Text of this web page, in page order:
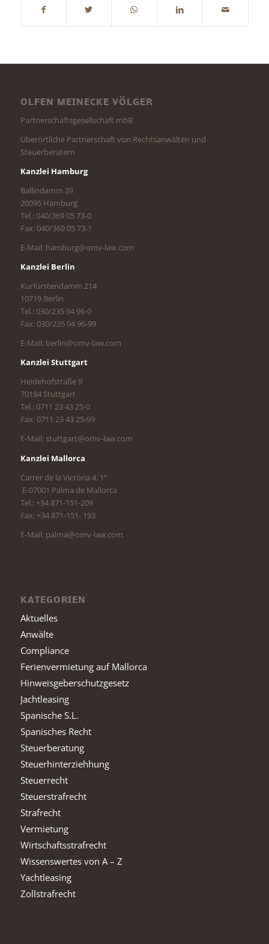
OLFEN MEINECKE VÖLGER
Partnerschaftsgesellschaft mbB
Überörtliche Partnerschaft von Rechtsanwälten und
Steuerberatern
Kanzlei Hamburg
Ballindamm 39
20095 Hamburg
Tel.: 040/369 05 73-0
Fax: 040/369 05 73-1
E-Mail: hamburg@omv-law.com
Kanzlei Berlin
Kurfürstendamm 214
10719 Berlin
Tel.: 030/235 94 96-0
Fax: 030/235 94 96-99
E-Mail: berlin@omv-law.com
Kanzlei Stuttgart
Heidehofstraße 9
70184 Stuttgart
Tel.: 0711 23 43 25-0
Fax: 0711 23 43 25-99
E-Mail: stuttgart@omv-law.com
Kanzlei Mallorca
Carrer de la Victòria 4, 1°
E-07001 Palma de Mallorca
Tel.: +34 871-151-209
Fax: +34 871-151- 193
E-Mail: palma@omv-law.com
KATEGORIEN
Aktuelles
Anwälte
Compliance
Ferienvermietung auf Mallorca
Hinweisgeberschutzgesetz
Jachtleasing
Spanische S.L.
Spanisches Recht
Steuerberatung
Steuerhinterziehhung
Steuerrecht
Steuerstrafrecht
Strafrecht
Vermietung
Wirtschaftsstrafrecht
Wissenswertes von A – Z
Yachtleasing
Zollstrafrecht